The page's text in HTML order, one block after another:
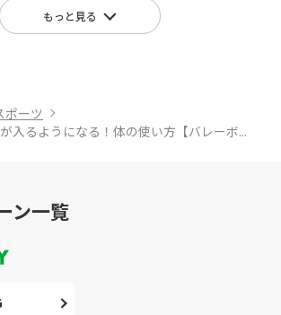
もっと見る
ポーツ
入るようになる！体の使い方【バレーボ...
ン一覧